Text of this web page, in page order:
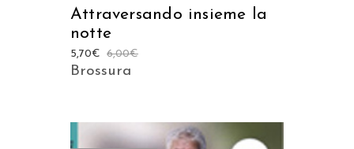
Attraversando insieme la
notte
6,00€
5,70€
Brossura